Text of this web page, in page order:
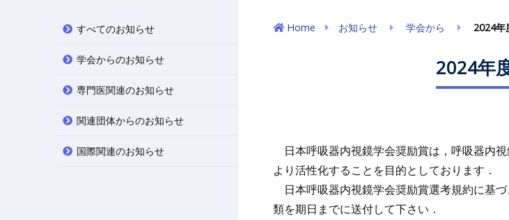
すべてのお知らせ
学会からのお知らせ
専門医関連のお知らせ
関連団体からのお知らせ
国際関連のお知らせ
Home お知らせ 学会から 2024
2024年
日本呼吸器内視鏡学会奨励賞は，呼吸器内
より活性化することを目的としております．
日本呼吸器内視鏡学会奨励賞選考規約に基
類を期日までに送付して下さい．